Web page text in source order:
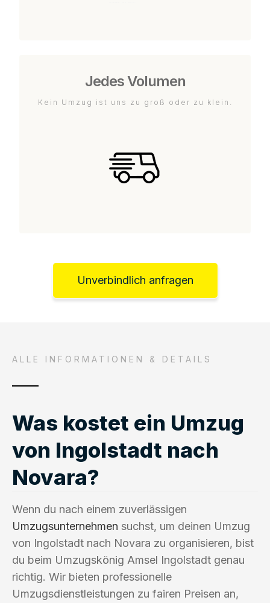
Jedes Volumen
Kein Umzug ist uns zu groß oder zu klein.
Unverbindlich anfragen
ALLE INFORMATIONEN & DETAILS
Was kostet ein Umzug
von Ingolstadt nach
Novara?
Wenn du nach einem zuverlässigen
Umzugsunternehmen suchst, um deinen Umzug
von Ingolstadt nach Novara zu organisieren, bist
du beim Umzugskönig Amsel Ingolstadt genau
richtig. Wir bieten professionelle
Umzugsdienstleistungen zu fairen Preisen an,